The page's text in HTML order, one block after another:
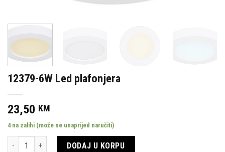
12379-6W Led plafonjera
23,50 KM
4 na zalihi (može se unaprijed naručiti)
Količina DODAJ U KORPU